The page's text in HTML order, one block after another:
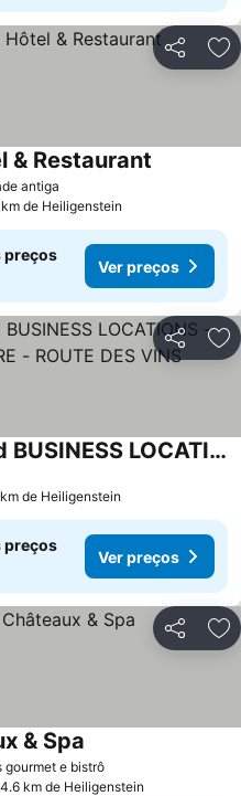
Partilhar
antiga
& Restaurant
km de Heiligenstein
preços
Ver preços
Partilhar
LOCBNB - TOURISM and BUSINESS LOCATIONS - ALSACE - BARR CENTRE - ROUTE DES VINS
km de Heiligenstein
preços
Ver preços
Partilhar
gourmet e bistrô
& Spa
km de Heiligenstein